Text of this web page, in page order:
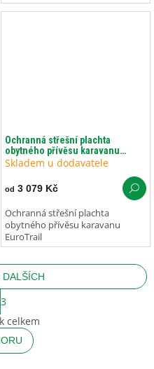
Ochranná střešní plachta
obytného přívěsu karavanu
EuroTrail
Skladem u dodavatele
od 3 079 Kč
Ochranná střešní plachta
obytného přívěsu karavanu
EuroTrail
3
celkem